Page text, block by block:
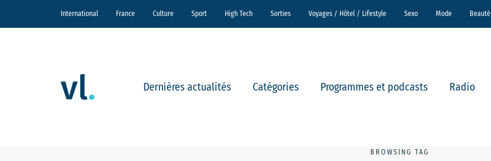
International France Culture Sport High Tech Sorties Voyages / Hôtel / Lifestyle Sexo Mode Beauté
Dernières actualités Catégories Programmes et podcasts Radio
BROWSING TAG